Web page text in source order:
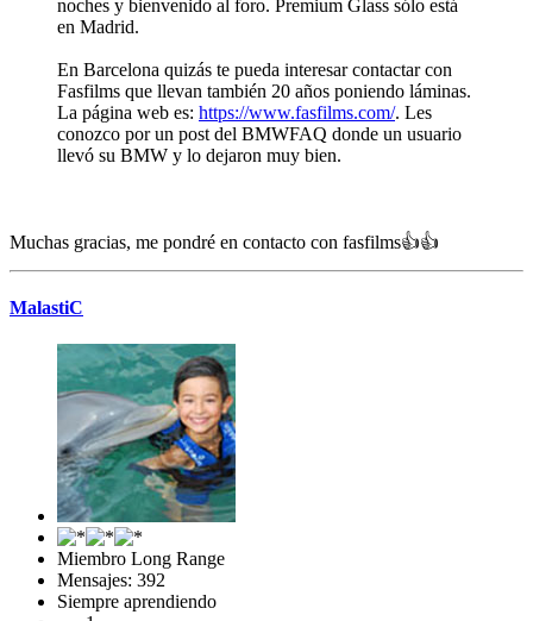
noches y bienvenido al foro. Premium Glass sólo está
en Madrid.
En Barcelona quizás te pueda interesar contactar con
Fasfilms que llevan también 20 años poniendo láminas.
La página web es: https://www.fasfilms.com/. Les
conozco por un post del BMWFAQ donde un usuario
llevó su BMW y lo dejaron muy bien.
Muchas gracias, me pondré en contacto con fasfilms👍👍
MalastiC
Miembro Long Range
Mensajes: 392
Siempre aprendiendo